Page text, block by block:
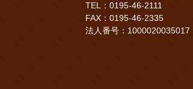
TEL： 0195-46-2111
FAX：0195-46-2335
法人番号：1000020035017